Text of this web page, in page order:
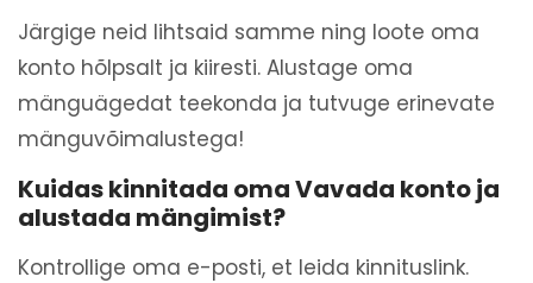
Järgige neid lihtsaid samme ning loote oma
konto hõlpsalt ja kiiresti. Alustage oma
mänguägedat teekonda ja tutvuge erinevate
mänguvõimalustega!
Kuidas kinnitada oma Vavada konto ja
alustada mängimist?
Kontrollige oma e-posti, et leida kinnituslink.